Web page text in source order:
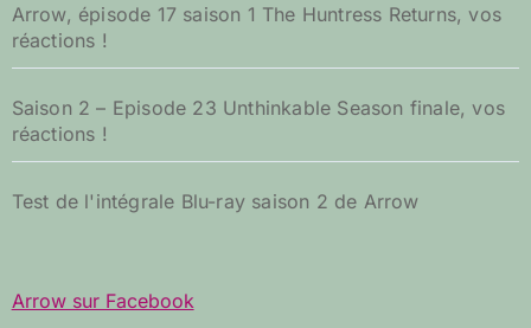
Arrow, épisode 17 saison 1 The Huntress Returns, vos
réactions !
Saison 2 – Episode 23 Unthinkable Season finale, vos
réactions !
Test de l'intégrale Blu-ray saison 2 de Arrow
Arrow sur Facebook